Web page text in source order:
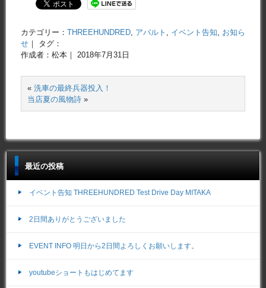
カテゴリー： THREEHUNDRED, アバルト , イベント告知, お知ら
せ ｜ タグ：
作成者：松本｜ 2018年7月31日
« 洗車の最終兵器投入！
当店夏の風物詩 »
最近の投稿
イベント告知 THREEHUNDRED Test Drive Day MITAKA
2日間ありがとうございました
EVENT INFO 明日から2日間よろしくお願いします。
youtubeショートもはじめてます